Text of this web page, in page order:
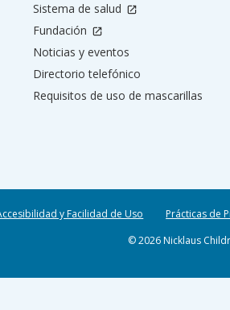
Sistema de salud
Fundación
Noticias y eventos
Directorio telefónico
Requisitos de uso de mascarillas
y Facilidad de Uso Prácticas de
© 2026 Nicklaus